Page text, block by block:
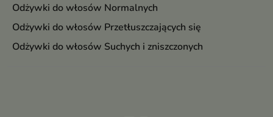
Odżywki do włosów Normalnych
Odżywki do włosów Przetłuszczających się
Odżywki do włosów Suchych i zniszczonych